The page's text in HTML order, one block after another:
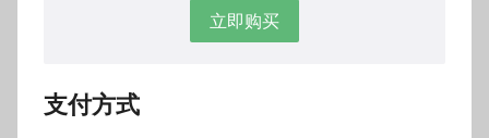
立即购买
支付方式